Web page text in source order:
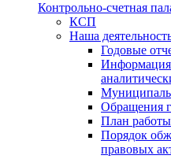
Контрольно-счетная
КСП
Наша
Годовые
Информация
Обращения
План
Порядок
правовых